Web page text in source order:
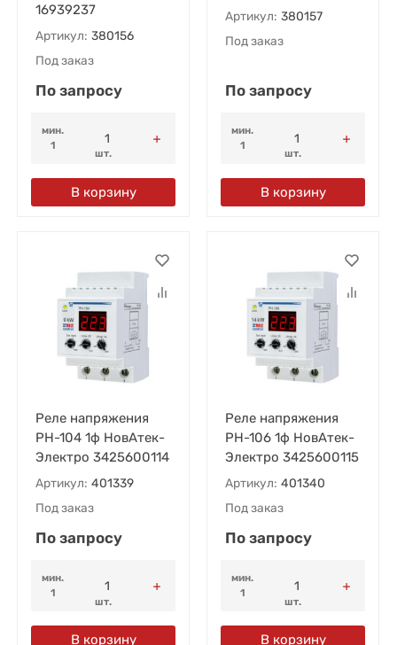
16939237
Артикул: 380156
Под заказ
По запросу
мин.
1
шт.
В корзину
Артикул: 380157
Под заказ
По запросу
мин.
1
шт.
В корзину
Реле напряжения
РН-104 1ф НовАтек-
Электро 3425600114
Артикул: 401339
Под заказ
По запросу
мин.
1
шт.
В корзину
Реле напряжения
РН-106 1ф НовАтек-
Электро 3425600115
Артикул: 401340
Под заказ
По запросу
мин.
1
шт.
В корзину